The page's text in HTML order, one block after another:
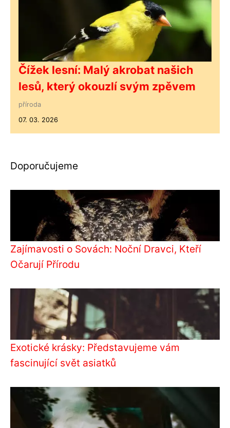
Čížek lesní: Malý akrobat našich
lesů, který okouzlí svým zpěvem
příroda
07. 03. 2026
Doporučujeme
Zajímavosti o Sovách: Noční Dravci, Kteří
Očarují Přírodu
Exotické krásky: Představujeme vám
fascinující svět asiatků